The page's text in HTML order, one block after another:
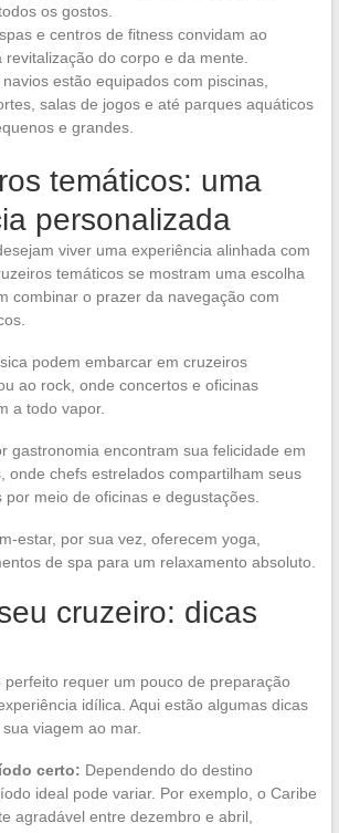
os gostos.
e centros de fitness convidam ao
revitalização do corpo e da mente.
navios estão equipados com piscinas,
salas de jogos e até parques aquáticos
e grandes.
temáticos: uma
personalizada
viver uma experiência alinhada com
temáticos se mostram uma escolha
combinar o prazer da navegação com
podem embarcar em cruzeiros
ao rock, onde concertos e oficinas
a todo vapor.
gastronomia encontram sua felicidade em
onde chefs estrelados compartilham seus
meio de oficinas e degustações.
estar, por sua vez, oferecem yoga,
de spa para um relaxamento absoluto.
cruzeiro: dicas
perfeito requer um pouco de preparação
idílica. Aqui estão algumas dicas
viagem ao mar.
certo: Dependendo do destino
ideal pode variar. Por exemplo, o Caribe
agradável entre dezembro e abril,